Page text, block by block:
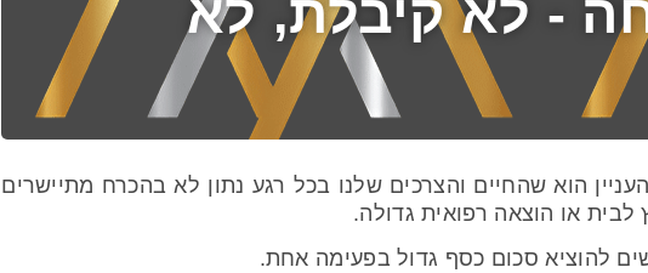
- לא קיבלת, לא
הוא שהחיים והצרכים שלנו בכל רגע נתון לא בהכרח מתיישרים
או הוצאה רפואית גדולה.
להוציא סכום כסף גדול בפעימה אחת.